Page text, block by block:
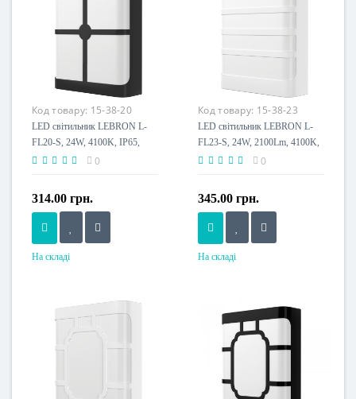
230 V
Клас енергоспоживання
A+
Напруга живлення
230 V
Пило-волого захист, IP
Клас енергоспоживання
A+
Код товару: 15-38-20
LED світильник LEBRON L-
FL20-S, 24W, 4100K, IP65,
чорний, 230V
0
314.00 грн.
На складі
200x160x48
Напруга живлення
Пило-волого захист, IP
Код товару: 15-38-23
LED світильник LEBRON L-
FL23-S, 24W, 2100Lm, 4100K,
IP65, білий
0
345.00 грн.
На складі
Розмір, мм
200x160x48
Напруга живлення
Пило-волого захист, IP